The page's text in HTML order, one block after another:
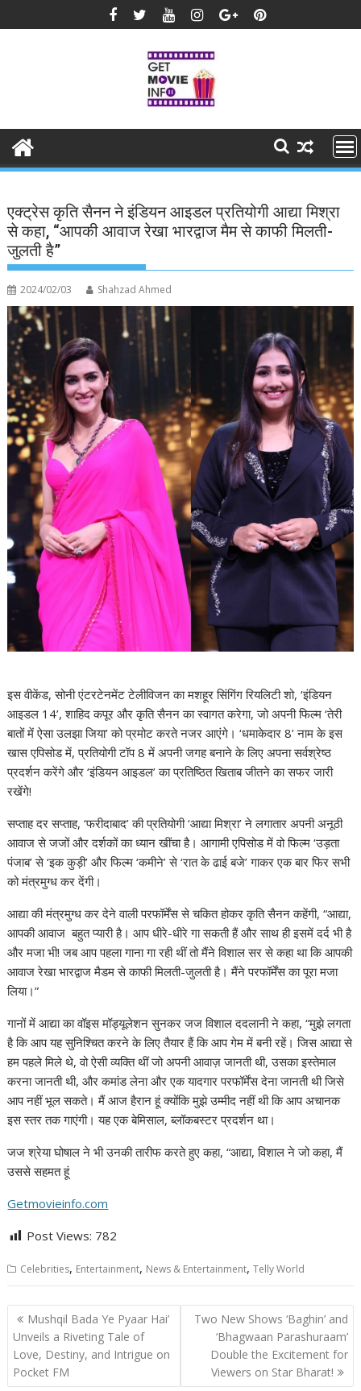
to
एक्ट्रेस कृति सैनन ने इंडियन आइडल प्रतियोगी आद्या मिश्रा
से कहा, “आपकी आवाज रेखा भारद्वाज मैम से काफी मिलती-
जुलती है”
2024/02/03 Shahzad Ahmed
इस वीकेंड, सोनी एंटरटेनमेंट टेलीविजन का मशहूर सिंगिंग रियलिटी शो, ‘इंडियन
आइडल 14’, शाहिद कपूर और कृति सैनन का स्वागत करेगा, जो अपनी फिल्म ‘तेरी
बातों में ऐसा उलझा जिया’ को प्रमोट करते नजर आएंगे। ‘धमाकेदार 8’ नाम के इस
खास एपिसोड में, प्रतियोगी टॉप 8 में अपनी जगह बनाने के लिए अपना सर्वश्रेष्ठ
प्रदर्शन करेंगे और ‘इंडियन आइडल’ का प्रतिष्ठित खिताब जीतने का सफर जारी
रखेंगे!
सप्ताह दर सप्ताह, ‘फरीदाबाद’ की प्रतियोगी ‘आद्या मिश्रा’ ने लगातार अपनी अनूठी
आवाज से जजों और दर्शकों का ध्यान खींचा है। आगामी एपिसोड में वो फिल्म ‘उड़ता
पंजाब’ से ‘इक कुड़ी’ और फिल्म ‘कमीने’ से ‘रात के ढाई बजे’ गाकर एक बार फिर सभी
को मंत्रमुग्ध कर देंगी।
आद्या की मंत्रमुग्ध कर देने वाली परफॉर्मेंस से चकित होकर कृति सैनन कहेंगी, “आद्या,
आपकी आवाज बहुत प्यारी है। आप धीरे-धीरे गा सकती हैं और साथ ही इसमें दर्द भी है
और मजा भी! जब आप पहला गाना गा रही थीं तो मैंने विशाल सर से कहा था कि आपकी
आवाज रेखा भारद्वाज मैडम से काफी मिलती-जुलती है। मैंने परफॉर्मेंस का पूरा मजा
लिया।”
गानों में आद्या का वॉइस मॉड्यूलेशन सुनकर जज विशाल ददलानी ने कहा, “मुझे लगता
है कि आप यह सुनिश्चित करने के लिए तैयार हैं कि आप गेम में बनी रहें। जिस आद्या से
हम पहले मिले थे, वो ऐसी व्यक्ति थीं जो अपनी आवाज़ जानती थी, उसका इस्तेमाल
करना जानती थी, और कमांड लेना और एक यादगार परफॉर्मेंस देना जानती थी जिसे
आप नहीं भूल सकते। मैं आज हैरान हूं क्योंकि मुझे उम्मीद नहीं थी कि आप अचानक
इस स्तर तक गाएंगी। यह एक बेमिसाल, ब्लॉकबस्टर प्रदर्शन था।
जज श्रेया घोषाल ने भी उनकी तारीफ करते हुए कहा, “आद्या, विशाल ने जो कहा, मैं
उससे सहमत हूं
Getmovieinfo.com
Post Views: 782
Celebrities, Entertainment, News & Entertainment,Telly World
Post
navigation
Mushqil Bada Ye Pyaar Hai’
Unveils a Riveting Tale of
Love, Destiny, and Intrigue on
Pocket FM
Two New Shows ‘Baghin’ and
‘Bhagwaan Parashuraam’
Double the Excitement for
Viewers on Star Bharat!